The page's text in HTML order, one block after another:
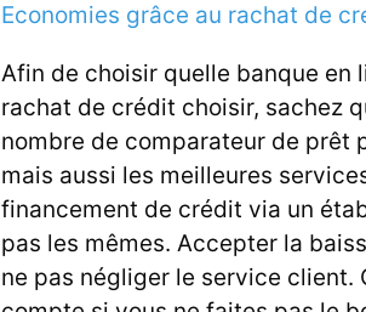
Economies grâce au rachat de
Afin de choisir quelle banque en
rachat de crédit choisir, sachez
nombre de comparateur de prêt
mais aussi les meilleures
financement de crédit via un
pas les mêmes. Accepter la
ne pas négliger le service client.